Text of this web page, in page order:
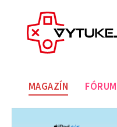
MAGAZÍN FÓRUM